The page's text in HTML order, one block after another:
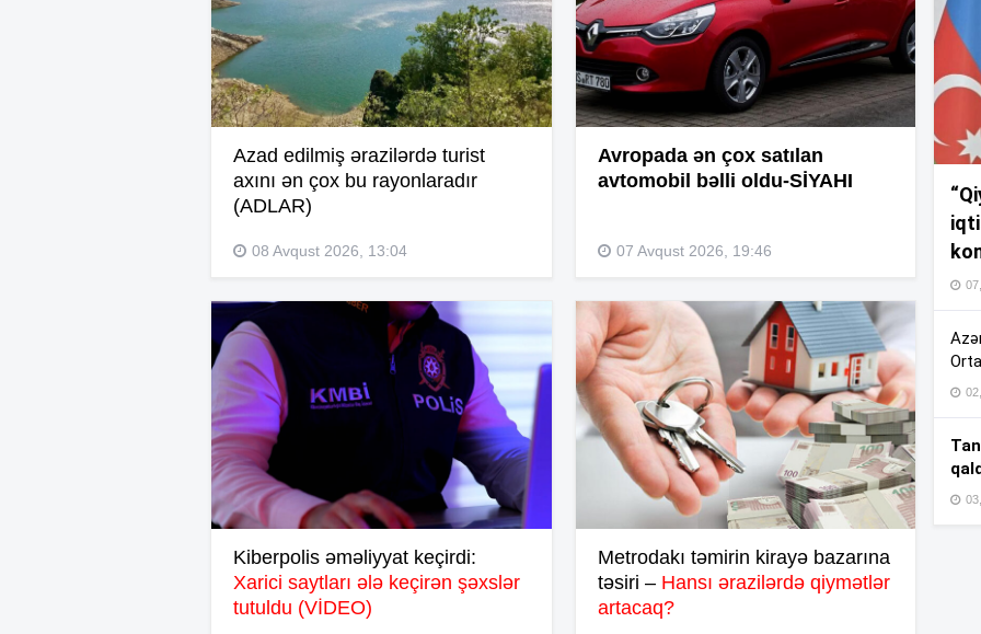
Azad edilmiş ərazilərdə turist
axını ən çox bu rayonlaradır
(ADLAR)
08 Avqust 2026, 13:04
Avropada ən çox satılan
avtomobil bəlli oldu-SİYAHI
07 Avqust 2026, 19:46
Kiberpolis əməliyyat keçirdi:
Xarici saytları ələ keçirən şəxslər
tutuldu (VİDEO)
Metrodakı təmirin kirayə bazarına
təsiri – Hansı ərazilərdə qiymətlər
artacaq?